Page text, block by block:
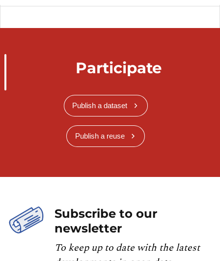
Participate
Publish a dataset
Publish a reuse
Subscribe to our
newsletter
To keep up to date with the latest